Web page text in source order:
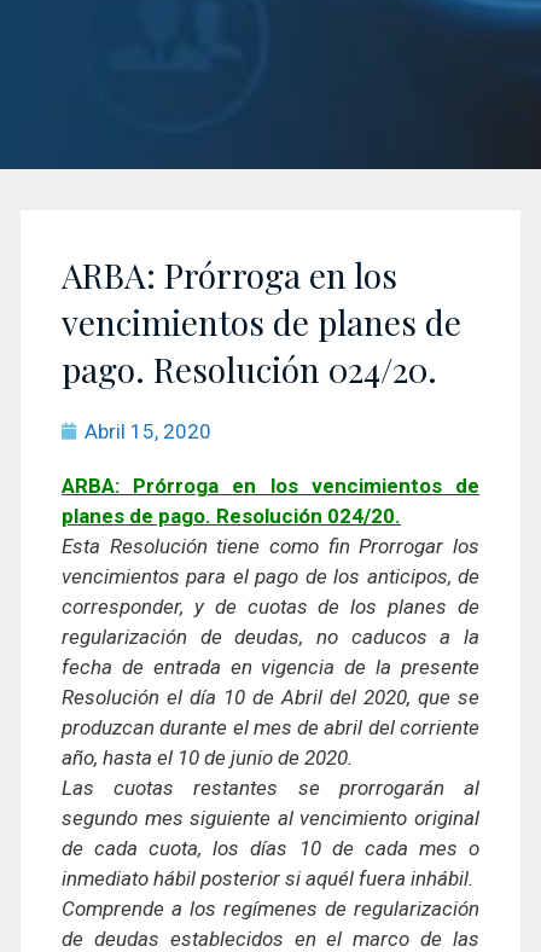
ARBA: Prórroga en los
vencimientos de planes de
pago. Resolución 024/20.
Abril 15, 2020
ARBA: Prórroga en los vencimientos de
planes de pago. Resolución 024/20.
Esta Resolución tiene como fin Prorrogar los
vencimientos para el pago de los anticipos, de
corresponder, y de cuotas de los planes de
regularización de deudas, no caducos a la
fecha de entrada en vigencia de la presente
Resolución el día 10 de Abril del 2020, que se
produzcan durante el mes de abril del corriente
año, hasta el 10 de junio de 2020.
Las cuotas restantes se prorrogarán al
segundo mes siguiente al vencimiento original
de cada cuota, los días 10 de cada mes o
inmediato hábil posterior si aquél fuera inhábil.
Comprende a los regímenes de regularización
de deudas establecidos en el marco de las